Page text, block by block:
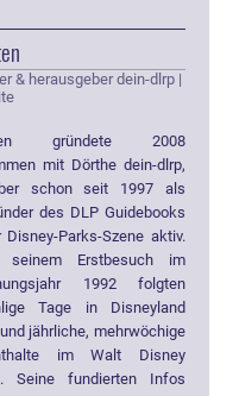
& herausgeber dein-dlrp |
gründete 2008
mit Dörthe dein-dlrp,
schon seit 1997 als
des DLP Guidebooks
Disney-Parks-Szene aktiv.
seinem Erstbesuch im
1992 folgten
Tage in Disneyland
jährliche, mehrwöchige
im Walt Disney
Seine fundierten Infos